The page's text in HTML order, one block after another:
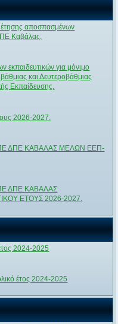
αποσπασμένων
Καβάλας.
για μόνιμο
και Δευτεροβάθμιας
Εκπαίδευσης.
2026-2027.
ΔΠΕ ΚΑΒΑΛΑΣ ΜΕΛΩΝ ΕΕΠ-
ΔΠΕ ΚΑΒΑΛΑΣ
ΕΤΟΥΣ 2026-2027.
2024-2025
έτος 2024-2025